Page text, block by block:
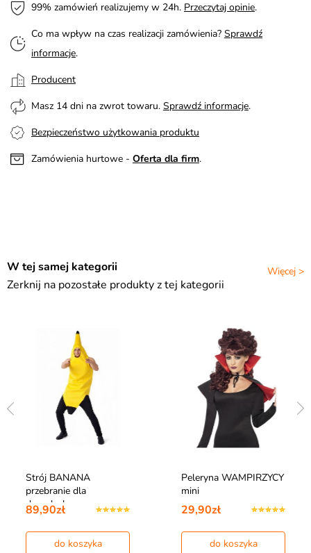
99% zamówień realizujemy w 24h. Przeczytaj opinie.
Co ma wpływ na czas realizacji zamówienia? Sprawdź
informacje.
Producent
Masz 14 dni na zwrot towaru. Sprawdź informacje.
Bezpieczeństwo użytkowania produktu
Zamówienia hurtowe - Oferta dla firm.
Więcej >
W tej samej kategorii
Zerknij na pozostałe produkty z tej kategorii
Strój BANANA
przebranie dla
dorosłych
89,90zł
do koszyka
Peleryna WAMPIRZYCY
mini
29,90zł
do koszyka